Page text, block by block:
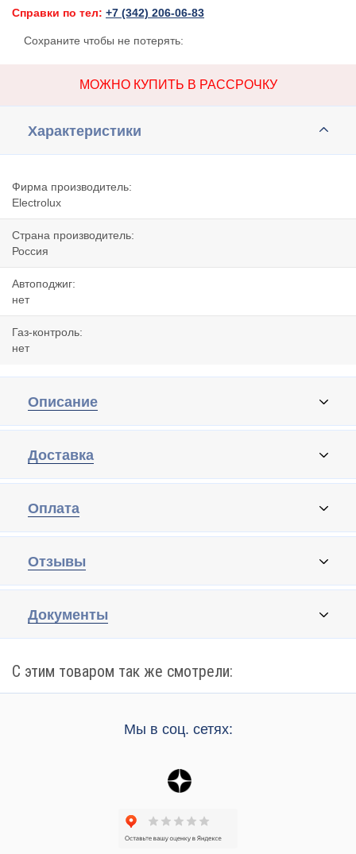
Справки по тел: +7 (342) 206-06-83
Сохраните чтобы не потерять:
МОЖНО КУПИТЬ В РАССРОЧКУ
Характеристики
Фирма производитель:
Electrolux
Страна производитель:
Россия
Автоподжиг:
нет
Газ-контроль:
нет
Описание
Доставка
Оплата
Отзывы
Документы
С этим товаром так же смотрели:
Мы в соц. сетях: